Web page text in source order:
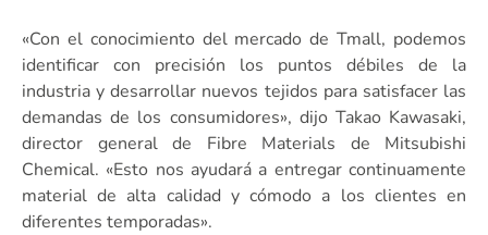
«Con el conocimiento del mercado de Tmall, podemos
identificar con precisión los puntos débiles de la
industria y desarrollar nuevos tejidos para satisfacer las
demandas de los consumidores», dijo Takao Kawasaki,
director general de Fibre Materials de Mitsubishi
Chemical. «Esto nos ayudará a entregar continuamente
material de alta calidad y cómodo a los clientes en
diferentes temporadas».